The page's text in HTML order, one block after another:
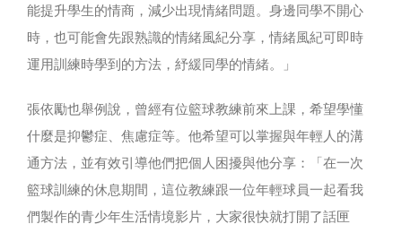
能提升學生的情商，減少出現情緒問題。身邊同學不開心
時，也可能會先跟熟識的情緒風紀分享，情緒風紀可即時
運用訓練時學到的方法，紓緩同學的情緒。」
張依勵也舉例說，曾經有位籃球教練前來上課，希望學懂
什麼是抑鬱症、焦慮症等。他希望可以掌握與年輕人的溝
通方法，並有效引導他們把個人困擾與他分享：「在一次
籃球訓練的休息期間，這位教練跟一位年輕球員一起看我
們製作的青少年生活情境影片，大家很快就打開了話匣